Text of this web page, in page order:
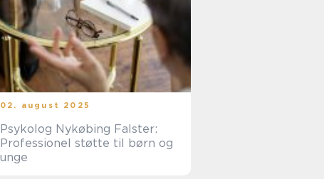
02. august 2025
Psykolog Nykøbing Falster:
Professionel støtte til børn og
unge